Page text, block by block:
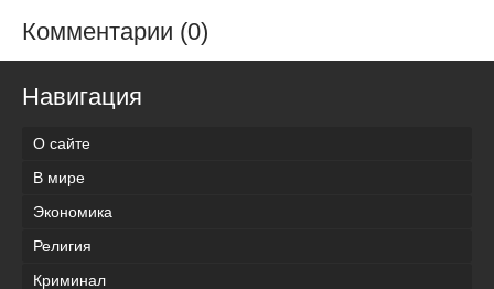
Комментарии (0)
Навигация
О сайте
В мире
Экономика
Религия
Криминал